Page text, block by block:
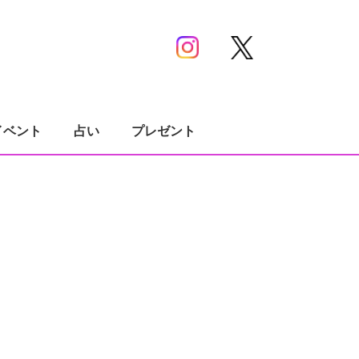
ント 占い プレゼント